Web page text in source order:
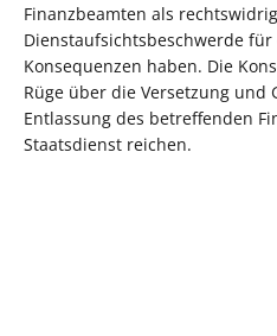
Finanzbeamten als
Dienstaufsichtsbeschwerde
Konsequenzen haben. Die
Rüge über die Versetzung und
Entlassung des betreffenden
Staatsdienst reichen.